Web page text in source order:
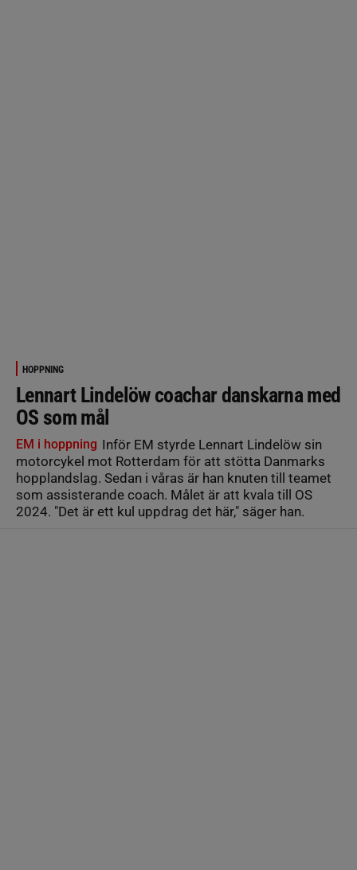
HOPPNING
Lennart Lindelöw coachar danskarna med
OS som mål
EM i hoppning Inför EM styrde Lennart Lindelöw sin
motorcykel mot Rotterdam för att stötta Danmarks
hopplandslag. Sedan i våras är han knuten till teamet
som assisterande coach. Målet är att kvala till OS
2024. "Det är ett kul uppdrag det här," säger han.